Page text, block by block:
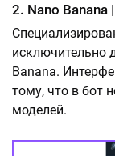
2. Nano Banana
исключительно
Banana.
тому, что в бот
моделей.